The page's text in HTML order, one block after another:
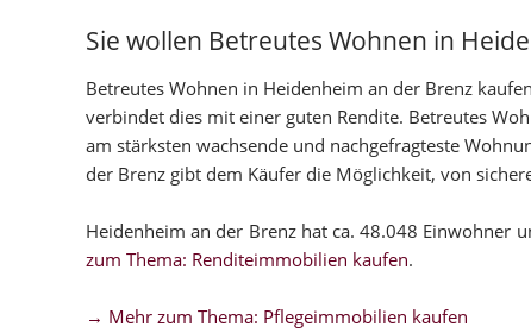
Sie wollen Betreutes Wohnen in
Betreutes Wohnen in Heidenheim an der Brenz
verbindet dies mit einer guten Rendite. Betreutes
am stärksten wachsende und nachgefragteste
der Brenz gibt dem Käufer die Möglichkeit, von
Heidenheim an der Brenz hat ca. 48.048 Einwohner
zum Thema: Renditeimmobilien kaufen.
→ Mehr zum Thema: Pflegeimmobilien kaufen